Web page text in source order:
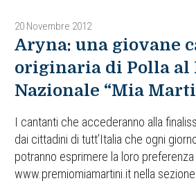
20 Novembre 2012
Aryna: una giovane
originaria di Polla al
Nazionale “Mia
I cantanti che accederanno alla
dai cittadini di tutt’Italia che ogni
potranno esprimere la loro
www.premiomiamartini.it nella